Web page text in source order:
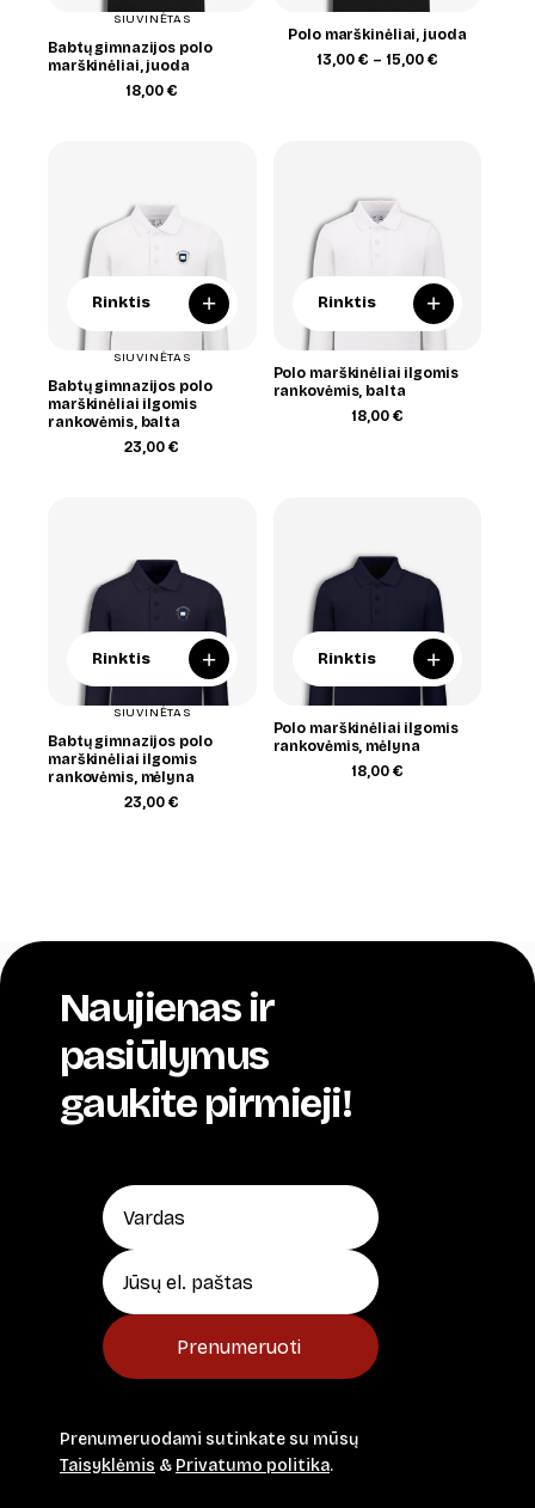
SIUVINĖTAS
Babtų gimnazijos polo
marškinėliai, juoda
18,00€
Polo marškinėliai, juoda
13,00 € – 15,00 €Price
Rinktis +
SIUVINĖTAS
Babtų gimnazijos polo
marškinėliai ilgomis
rankovėmis, balta
23,00€
Rinktis +
Polo marškinėliai ilgomis
rankovėmis, balta
18,00 €
Rinktis +
SIUVINĖTAS
Babtų gimnazijos polo
marškinėliai ilgomis
rankovėmis, mėlyna
23,00€
Rinktis +
Polo marškinėliai ilgomis
rankovėmis, mėlyna
18,00 €
Naujienas ir
pasiūlymus
gaukite pirmieji!
Prenumeruoti
Prenumeruodami sutinkate su mūsų
Taisyklėmis & Privatumo politika.